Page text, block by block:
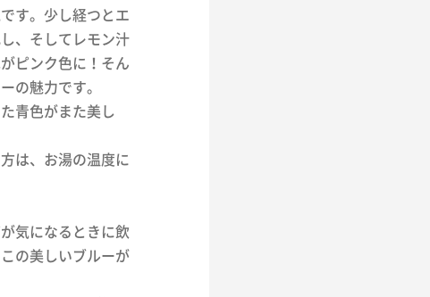
す。少し経つとエ
、そしてレモン汁
ピンク色に！そん
の魅力です。
青色がまた美し
は、お湯の温度に
気になるときに飲
の美しいブルーが